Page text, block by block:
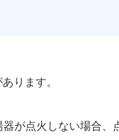
ります。
が点火しない場合